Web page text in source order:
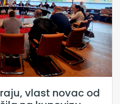
vlast novac od